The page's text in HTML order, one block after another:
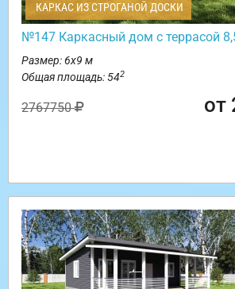
КАРКАС ИЗ СТРОГАНОЙ ДОСКИ
№147 Каркасный дом с террасой
Размер: 6х9 м
Общая площадь: 542
2767750 от